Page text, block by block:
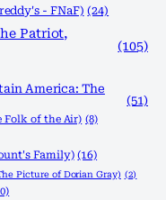
- FNaF) (24)
Patriot,
(105)
America: The
(51)
Folk of the Air) (8)
Family) (16)
Picture of Dorian Gray) (2)